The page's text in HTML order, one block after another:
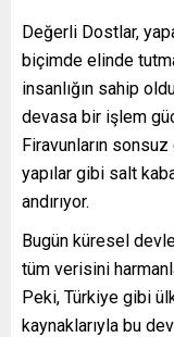
Değerli Dostlar,
biçimde elinde
insanlığın sahip
devasa bir işlem
Firavunların sonsuz
yapılar gibi salt
andırıyor.
Bugün küresel
tüm verisini
Peki, Türkiye gibi
kaynaklarıyla bu